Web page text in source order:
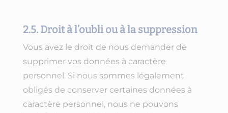
2.5. Droit à l’oubli ou à la suppression
Vous avez le droit de nous demander de
supprimer vos données à caractère
personnel. Si nous sommes légalement
obligés de conserver certaines données à
caractère personnel, nous ne pouvons